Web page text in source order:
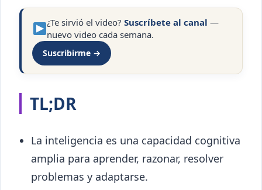
¿Te sirvió el video?Suscríbete al canal —
nuevo video cada semana.
Suscribirme →
TL;DR
La inteligencia es una capacidad cognitiva
amplia para aprender, razonar, resolver
problemas y adaptarse.